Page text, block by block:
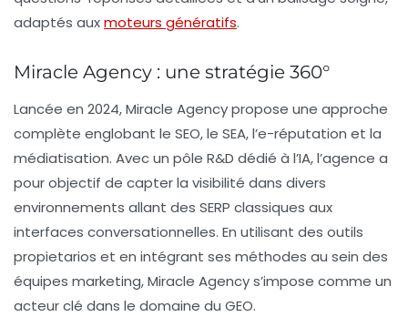
adaptés auxmoteurs génératifs.
Miracle Agency : une stratégie 360°
Lancée en 2024,Miracle Agencypropose une approche
complète englobant le SEO, le SEA, l’e-réputation et la
médiatisation. Avec un pôle R&D dédié à l’IA, l’agence a
pour objectif de capter la visibilité dans divers
environnements allant des SERP classiques aux
interfaces conversationnelles. En utilisant des outils
propietarios et en intégrant ses méthodes au sein des
équipes marketing, Miracle Agency s’impose comme un
acteur clé dans le domaine du GEO.